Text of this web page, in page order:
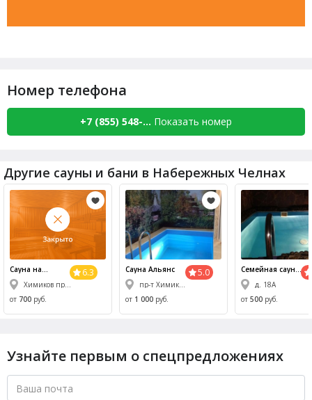
Номер телефона
+7 (855) 548-... Показать номер
Другие сауны и бани в Набережных Челнах
6.3
Сауна на
Химиков
Химиков пр-т, 34
от 700 руб.
5.0
Сауна Альянс
пр-т Химиков 50 Б
от 1 000 руб.
Семейная сауна
Сакура
д. 18А
от 500 руб.
Узнайте первым о спецпредложениях